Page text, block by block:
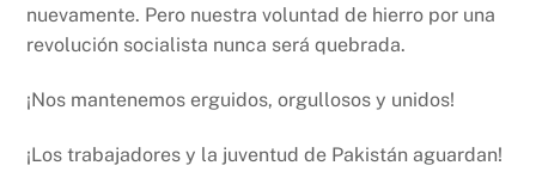
nuevamente. Pero nuestra voluntad de hierro por una
revolución socialista nunca será quebrada.
¡Nos mantenemos erguidos, orgullosos y unidos!
¡Los trabajadores y la juventud de Pakistán aguardan!